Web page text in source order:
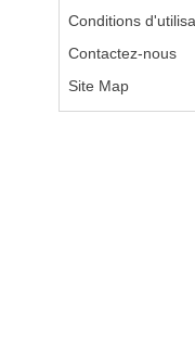
Conditions
Contactez-nous
Site Map